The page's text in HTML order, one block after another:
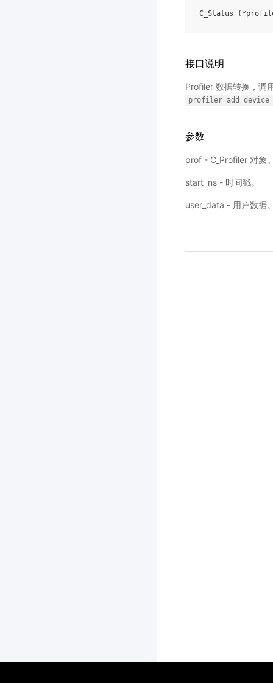
C_Status ( *
接口说明
Profiler 数据转换，调
参数
prof - C_Profiler 对象
start_ns - 时间戳。
user_data - 用户数据